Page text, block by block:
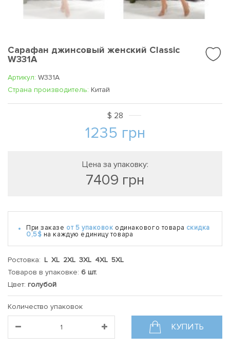
Сарафан джинсовый женский Classic
W331A
Артикул: W331A
Cтрана производитель: Китай
$ 28
1235 грн
Цена за упаковку:
7409 грн
При заказе от 5 упаковок одинакового товара скидка
0,5$ на каждую единицу товара
Ростовка: L XL 2XL 3XL 4XL 5XL
Товаров в упаковке: 6 шт.
Цвет: голубой
Количество упаковок
КУПИТЬ